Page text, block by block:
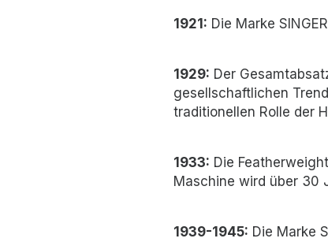
1921: Die Marke
1929: Der
gesellschaftlichen
traditionellen Rolle der
1933: Die
Maschine wird über 30
1939-1945: Die Marke